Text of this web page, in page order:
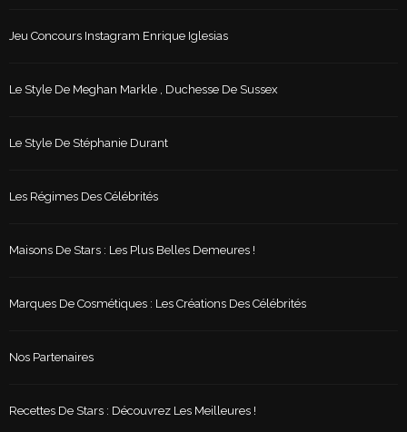
Jeu Concours Instagram Enrique Iglesias
Le Style De Meghan Markle , Duchesse De Sussex
Le Style De Stéphanie Durant
Les Régimes Des Célébrités
Maisons De Stars : Les Plus Belles Demeures !
Marques De Cosmétiques : Les Créations Des Célébrités
Nos Partenaires
Recettes De Stars : Découvrez Les Meilleures !